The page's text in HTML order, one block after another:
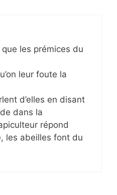
les prémices du
leur foute la
d’elles en disant
dans la
répond
les abeilles font du